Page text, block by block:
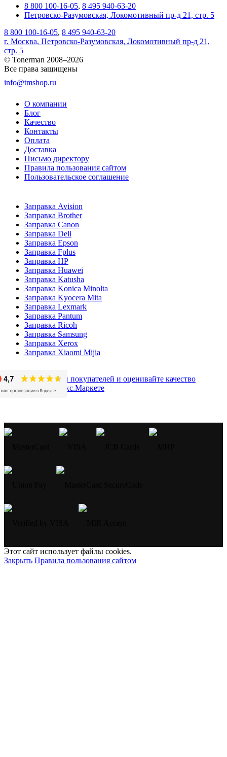
8 800 100-16-05, 8 495 940-63-20
Петровско-Разумовская, Локомотивный пр-д 21, стр. 5
8 800 100-16-05, 8 495 940-63-20
г. Москва, Петровско-Разумовская, Локомотивный пр-д 21,
стр. 5
© Tonerman 2008–2026
Все права защищены
info@tmshop.ru
О компании
Блог
Качество
Контакты
Оплата
Доставка
Письмо директору
Правила пользования сайтом
Пользовательское соглашение
Заправка Avision
Заправка Brother
Заправка Canon
Заправка Deli
Заправка Epson
Заправка Fplus
Заправка HP
Заправка Huawei
Заправка Katusha
Заправка Konica Minolta
Заправка Kyocera Mita
Заправка Lexmark
Заправка Pantum
Заправка Ricoh
Заправка Samsung
Заправка Xerox
Заправка Xiaomi Mijia
Этот сайт использует файлы cookies.
Закрыть Правила пользования сайтом